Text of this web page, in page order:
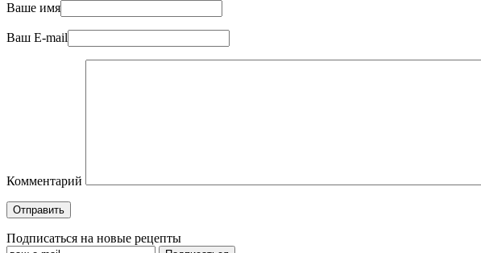
Ваше имя
Ваш E-mail
Комментарий
Подписаться на новые рецепты